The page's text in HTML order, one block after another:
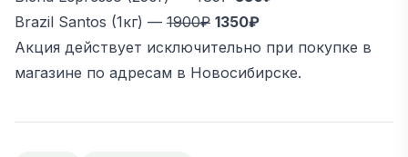
Brazil Santos (1кг) — 1900₽ 1350₽
Акция действует исключительно при покупке в
магазине по адресам в Новосибирске.